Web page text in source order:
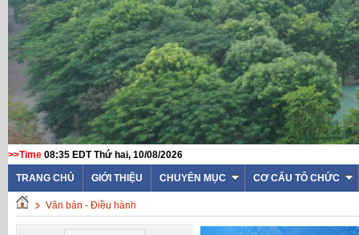
>>Time 08:35 EDT Thứ hai, 10/08/2026
TRANG CHỦ GIỚI THIỆU CHUYÊN MỤC CƠ CẤU TỔ CHỨC
Văn bản - Điều hành